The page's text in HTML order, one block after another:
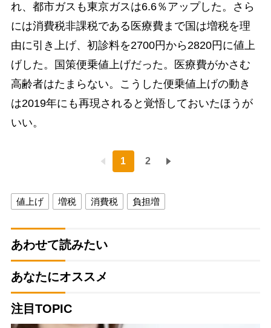
れ、都市ガスも東京ガスは6.6％アップした。さら
には消費税非課税である医療費まで国は増税を理
由に引き上げ、初診料を2700円から2820円に値上
げした。国策便乗値上げだった。医療費がかさむ
高齢者はたまらない。こうした便乗値上げの動き
は2019年にも再現されると覚悟しておいたほうが
いい。
1 2
値上げ 増税 消費税 負担増
あわせて読みたい
あなたにオススメ
注目TOPIC